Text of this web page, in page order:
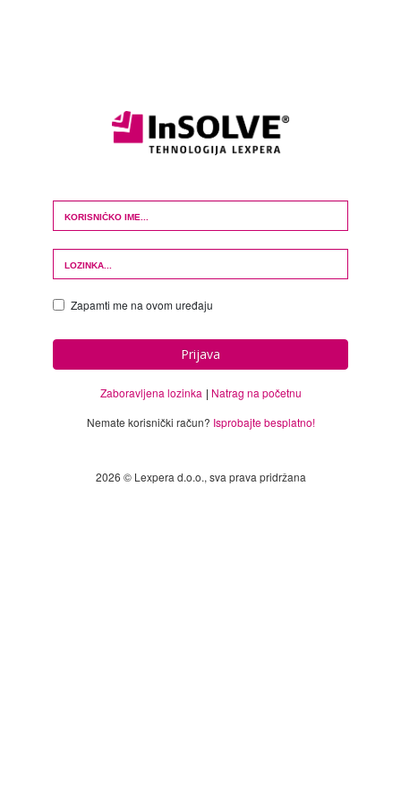
Login Form
Zapamti me na ovom uređaju
Prijava
Zaboravljena lozinka
Natrag na početnu
Nemate korisnički račun? Isprobajte besplatno!
2026 © Lexpera d.o.o., sva prava pridržana